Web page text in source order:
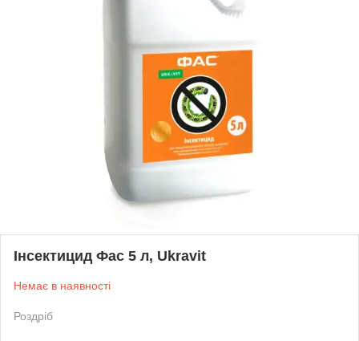
Інсектицид Фас 5 л, Ukravit
Немає в наявності
Роздріб